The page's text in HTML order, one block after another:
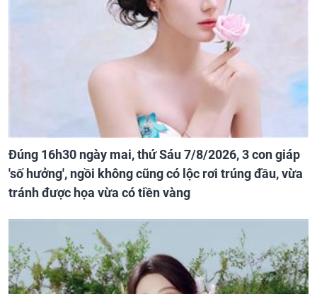
Đúng 16h30 ngày mai, thứ Sáu 7/8/2026, 3 con giáp
'số hưởng', ngồi không cũng có lộc rơi trúng đầu, vừa
tránh được họa vừa có tiền vàng